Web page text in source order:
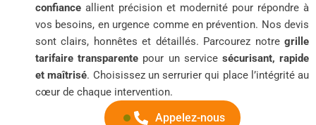
confiance allient précision et modernité pour répondre à
vos besoins, en urgence comme en prévention. Nos devis
sont clairs, honnêtes et détaillés. Parcourez notre grille
tarifaire transparente pour un service sécurisant, rapide
et maîtrisé. Choisissez un serrurier qui place l’intégrité au
cœur de chaque intervention.
Appelez-nous